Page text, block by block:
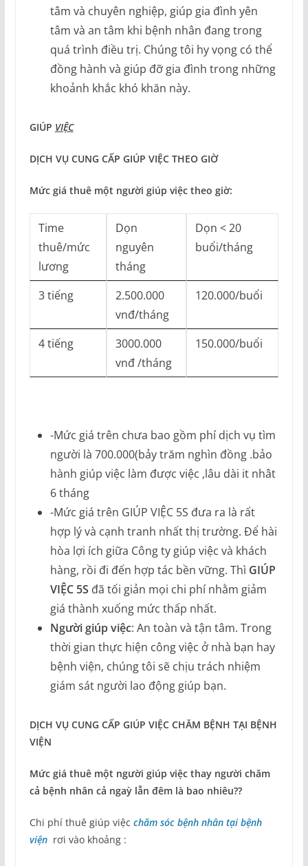
tâm và chuyên nghiệp, giúp gia đình yên
tâm và an tâm khi bệnh nhân đang trong
quá trình điều trị. Chúng tôi hy vọng có thể
đồng hành và giúp đỡ gia đình trong những
khoảnh khắc khó khăn này.
GIÚP VIỆC
DỊCH VỤ CUNG CẤP GIÚP VIỆC THEO GIỜ
Mức giá thuê một người giúp việc theo giờ:
Time
thuê/mức
lương
Dọn
nguyên
tháng
Dọn < 20
buổi/tháng
3 tiếng
2.500.000
vnđ/tháng
120.000/buổi
4 tiếng
3000.000
vnđ /tháng
150.000/buổi
-Mức giá trên chưa bao gồm phí dịch vụ tìm
người là 700.000(bảy trăm nghìn đồng .bảo
hành giúp việc làm được việc ,lâu dài it nhât
6 tháng
-Mức giá trên GIÚP VIỆC 5S đưa ra là rất
hợp lý và cạnh tranh nhất thị trường. Để hài
hòa lợi ích giữa Công ty giúp việc và khách
hàng, rồi đi đến hợp tác bền vững. Thì GIÚP
VIỆC 5S đã tối giản mọi chi phí nhằm giảm
giá thành xuống mức thấp nhất.
Người giúp việc: An toàn và tận tâm. Trong
thời gian thực hiện công việc ở nhà bạn hay
bệnh viện, chúng tôi sẽ chịu trách nhiệm
giám sát người lao động giúp bạn.
DỊCH VỤ CUNG CẤP GIÚP VIỆC CHĂM BỆNH TẠI BỆNH
VIỆN
Mức giá thuê một người giúp việc thay người chăm
cả bệnh nhân cả ngaỳ lẫn đêm là bao nhiêu??
Chi phí thuê giúp việc chăm sóc bệnh nhân tại bệnh
việnrơi vào khoảng :